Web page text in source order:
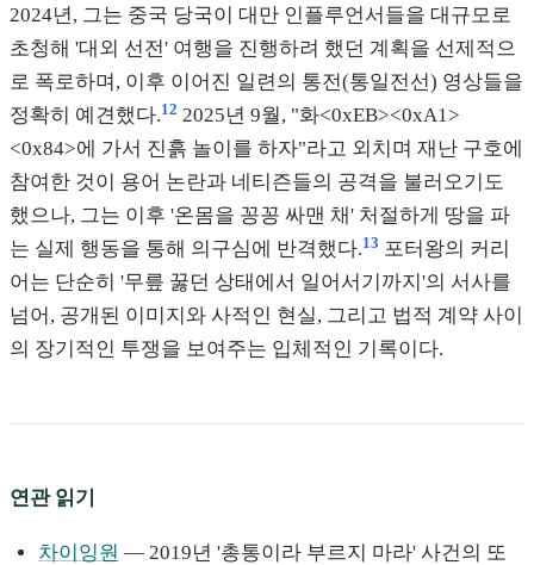
2024년, 그는 중국 당국이 대만 인플루언서들을 대규모로
초청해 '대외 선전' 여행을 진행하려 했던 계획을 선제적으
로 폭로하며, 이후 이어진 일련의 통전(통일전선) 영상들을
정확히 예견했다.12 2025년 9월, "화<0xEB><0xA1>
<0x84>에 가서 진흙 놀이를 하자"라고 외치며 재난 구호에
참여한 것이 용어 논란과 네티즌들의 공격을 불러오기도
했으나, 그는 이후 '온몸을 꽁꽁 싸맨 채' 처절하게 땅을 파
는 실제 행동을 통해 의구심에 반격했다.13 포터왕의 커리
어는 단순히 '무릎 꿇던 상태에서 일어서기까지'의 서사를
넘어, 공개된 이미지와 사적인 현실, 그리고 법적 계약 사이
의 장기적인 투쟁을 보여주는 입체적인 기록이다.
연관 읽기
차이잉원 — 2019년 '총통이라 부르지 마라' 사건의 또